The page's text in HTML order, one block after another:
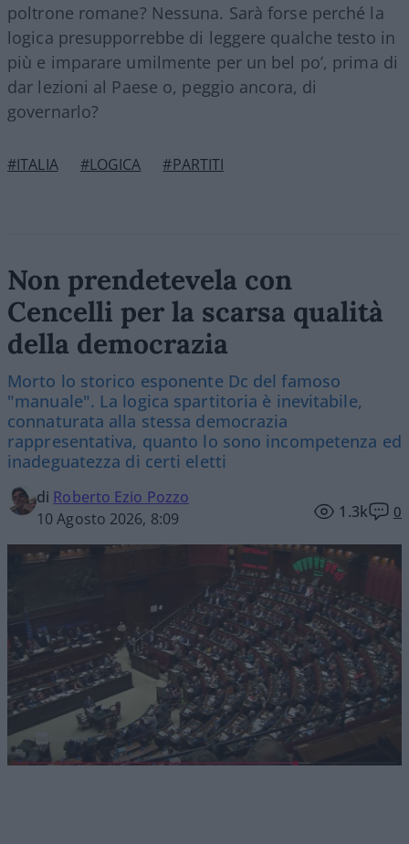
poltrone romane? Nessuna. Sarà forse perché la
logica presupporrebbe di leggere qualche testo in
più e imparare umilmente per un bel po’, prima di
dar lezioni al Paese o, peggio ancora, di
governarlo?
#ITALIA #LOGICA #PARTITI
Non prendetevela con
Cencelli per la scarsa qualità
della democrazia
Morto lo storico esponente Dc del famoso
"manuale". La logica spartitoria è inevitabile,
connaturata alla stessa democrazia
rappresentativa, quanto lo sono incompetenza ed
inadeguatezza di certi eletti
di Roberto Ezio Pozzo
10 Agosto 2026, 8:09
1.3k 0